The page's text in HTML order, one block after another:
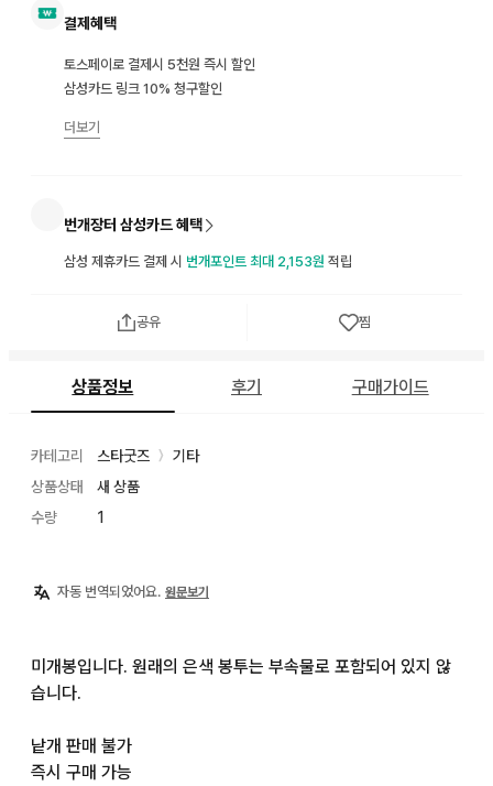
결제혜택
토스페이로 결제시 5천원 즉시 할인
삼성카드 링크 10% 청구할인
더보기
번개장터 삼성카드 혜택
삼성 제휴카드 결제 시 번개포인트 최대 2,153원 적립
공유 찜
상품정보 후기 구매가이드
카테고리 스타굿즈 〉
기타
상품상태
새 상품
수량
1
자동 번역되었어요. 원문보기
미개봉입니다. 원래의 은색 봉투는 부속물로 포함되어 있지 않
습니다.
낱개 판매 불가
즉시 구매 가능